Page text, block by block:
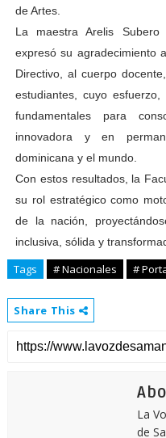
de Artes.
La maestra Arelis
expresó su agradecimiento
Directivo, al cuerpo
estudiantes, cuyo
fundamentales para
innovadora y en
dominicana y el mundo.
Con estos resultados, la
su rol estratégico como
de la nación,
inclusiva, sólida y
Tags # Nacionales #
Share This
La
de